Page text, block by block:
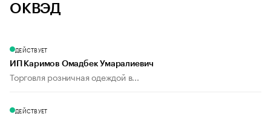
ОКВЭД
ДЕЙСТВУЕТ
ИП Каримов Омадбек Умаралиевич
Торговля розничная одеждой в...
ДЕЙСТВУЕТ